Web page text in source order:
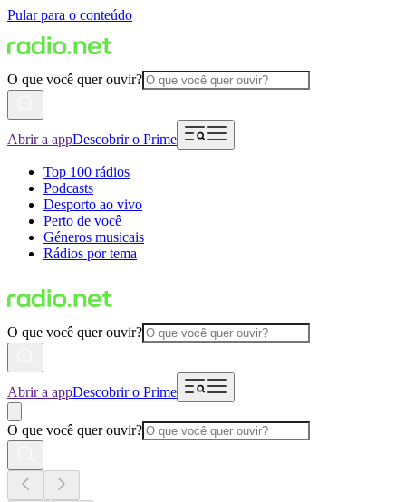
Pular para o conteúdo
O que você quer ouvir?
Abrir a appDescobrir o Prime
Top 100 rádios
Podcasts
Desporto ao vivo
Perto de você
Géneros musicais
Rádios por tema
O que você quer ouvir?
Abrir a appDescobrir o Prime
O que você quer ouvir?